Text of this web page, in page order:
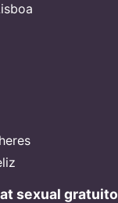
sexual gratuito